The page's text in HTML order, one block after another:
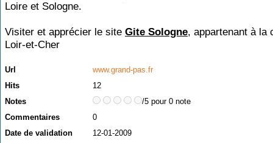
Loire et Sologne.
Visiter et apprécier le site Gite Sologne, appartenant à la
Loir-et-Cher
Url
www.grand-pas.fr
Hits
12
Notes
/5 pour 0 note
Commentaires
0
Date de validation
12-01-2009